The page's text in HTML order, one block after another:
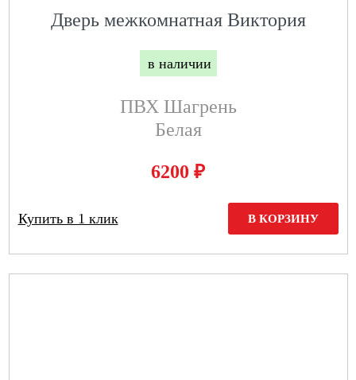
Дверь межкомнатная Виктория
в наличии
ПВХ Шагрень
Белая
6200 ₽
Купить в 1 клик В КОРЗИНУ